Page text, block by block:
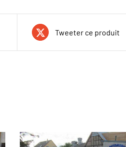
Tweeter ce produit